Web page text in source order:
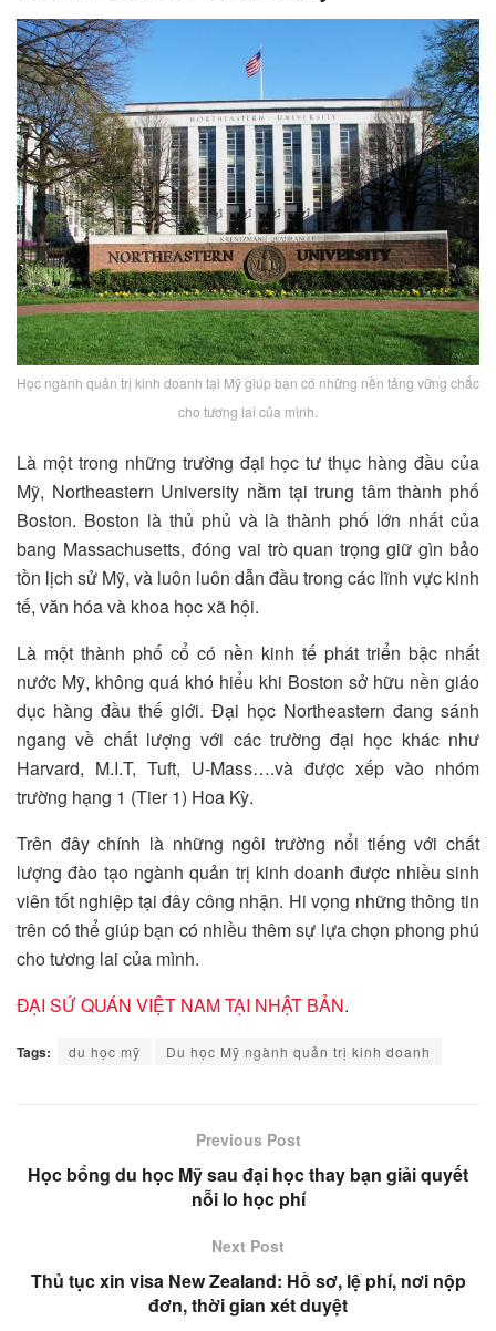
Học ngành quản trị kinh doanh tại Mỹ giúp bạn có những nền tảng vững chắc
cho tương lai của mình.
Là một trong những trường đại học tư thục hàng đầu của
Mỹ, Northeastern University nằm tại trung tâm thành phố
Boston. Boston là thủ phủ và là thành phố lớn nhất của
bang Massachusetts, đóng vai trò quan trọng giữ gìn bảo
tồn lịch sử Mỹ, và luôn luôn dẫn đầu trong các lĩnh vực kinh
tế, văn hóa và khoa học xã hội.
Là một thành phố cổ có nền kinh tế phát triển bậc nhất
nước Mỹ, không quá khó hiểu khi Boston sở hữu nền giáo
dục hàng đầu thế giới. Đại học Northeastern đang sánh
ngang về chất lượng với các trường đại học khác như
Harvard, M.I.T, Tuft, U-Mass….và được xếp vào nhóm
trường hạng 1 (Tier 1) Hoa Kỳ.
Trên đây chính là những ngôi trường nổi tiếng với chất
lượng đào tạo ngành quản trị kinh doanh được nhiều sinh
viên tốt nghiệp tại đây công nhận. Hi vọng những thông tin
trên có thể giúp bạn có nhiều thêm sự lựa chọn phong phú
cho tương lai của mình.
ĐẠI SỨ QUÁN VIỆT NAM TẠI NHẬT BẢN.
Tags: du học mỹ Du học Mỹ ngành quản trị kinh doanh
Previous Post
Học bổng du học Mỹ sau đại học thay bạn giải quyết
nỗi lo học phí
Next Post
Thủ tục xin visa New Zealand: Hồ sơ, lệ phí, nơi nộp
đơn, thời gian xét duyệt